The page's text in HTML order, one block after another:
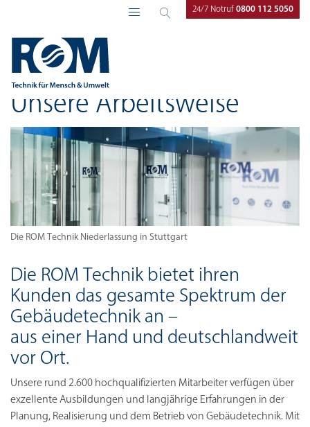
24/7 Notruf 0800 112 5050
ROM Technik Unternehmen
Unsere Arbeitsweise
Die ROM Technik Niederlassung in Stuttgart
Die ROM Technik bietet ihren
Kunden das gesamte Spektrum der
Gebäudetechnik an –
aus einer Hand und deutschlandweit
vor Ort.
Unsere rund 2.600 hochqualifizierten Mitarbeiter verfügen über
exzellente Ausbildungen und langjährige Erfahrungen in der
Planung, Realisierung und dem Betrieb von Gebäudetechnik. Mit